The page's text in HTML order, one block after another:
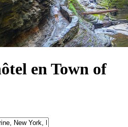
en Town of